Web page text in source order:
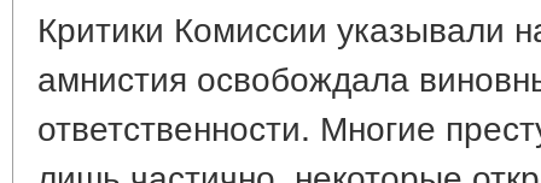
Критики Комиссии указывали
амнистия освобождала
ответственности. Многие